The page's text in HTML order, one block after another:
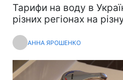
Тарифи на воду в
різних регіонах на
АННА ЯРОШЕНКО